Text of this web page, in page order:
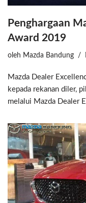
Penghargaan
Award 2019
oleh Mazda Bandung
Mazda Dealer
kepada rekanan diler,
melalui Mazda Dealer